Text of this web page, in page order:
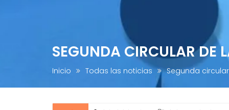
SEGUNDA CIRCULAR DE
Inicio Todas las noticias Segunda